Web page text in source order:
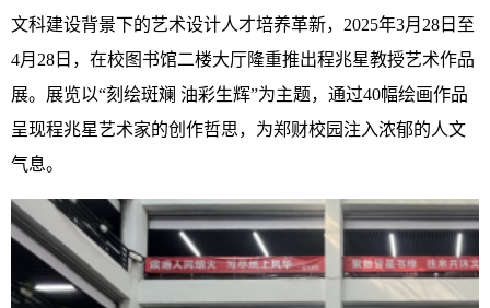
文科建设背景下的艺术设计人才培养革新，2025年3月28日至
4月28日，在校图书馆二楼大厅隆重推出程兆星教授艺术作品
展。展览以“刻绘斑斓 油彩生辉”为主题， 通过40幅绘画作品
呈现程兆星艺术家的创作哲思，为郑财校园注入浓郁的人文
气息。